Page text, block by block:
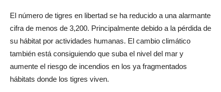
El número de tigres en libertad se ha reducido a una alarmante
cifra de menos de 3,200. Principalmente debido a la pérdida de
su hábitat por actividades humanas. El cambio climático
también está consiguiendo que suba el nivel del mar y
aumente el riesgo de incendios en los ya fragmentados
hábitats donde los tigres viven.